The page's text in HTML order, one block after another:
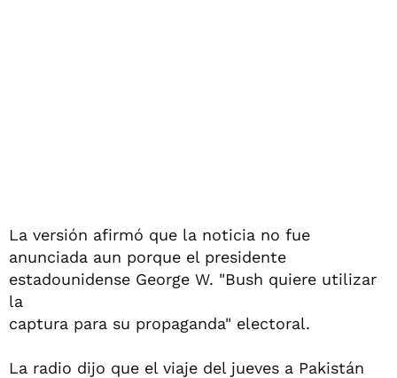
La versión afirmó que la noticia no fue
anunciada aun porque el presidente
estadounidense George W. "Bush quiere utilizar
la
captura para su propaganda" electoral.
La radio dijo que el viaje del jueves a Pakistán